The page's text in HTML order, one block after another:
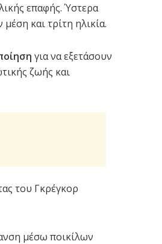
επαφής. Ύστερα
και τρίτη ηλικία.
για να εξετάσουν
ζωής και
του Γκρέγκορ
μέσω ποικίλων